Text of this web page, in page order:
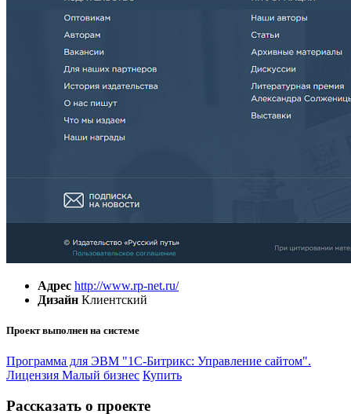
Адрес http://www.rp-net.ru/
Дизайн Клиентский
Проект выполнен на системе
Программа для ЭВМ "1С-Битрикс: Управление сайтом".
Лицензия Малый бизнес Купить
Рассказать о проекте